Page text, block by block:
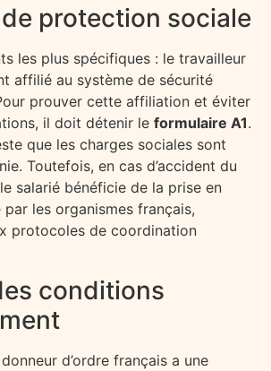
protection sociale
les plus spécifiques : le travailleur
affilié au système de sécurité
prouver cette affiliation et éviter
il doit détenir le formulaire A1.
que les charges sociales sont
Toutefois, en cas d’accident du
salarié bénéficie de la prise en
les organismes français,
protocoles de coordination
conditions
d’ordre français a une